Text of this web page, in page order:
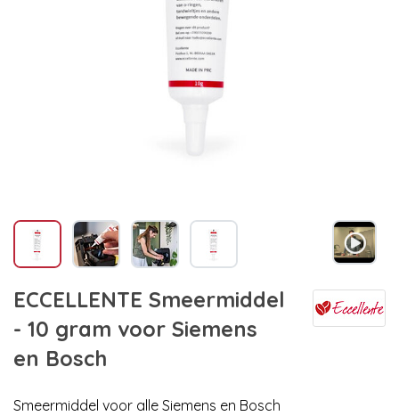
ECCELLENTE Smeermiddel
- 10 gram voor Siemens
en Bosch
Smeermiddel voor alle Siemens en Bosch